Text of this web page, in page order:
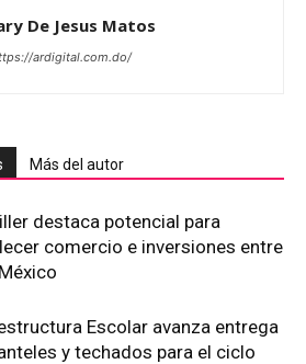
De Jesus Matos
ardigital.com.do/
Más del autor
destaca potencial para
comercio e inversiones entre
Escolar avanza entrega
y techados para el ciclo